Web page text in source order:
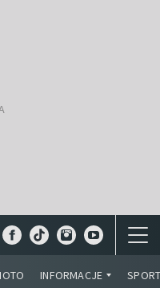
INFORMACJE